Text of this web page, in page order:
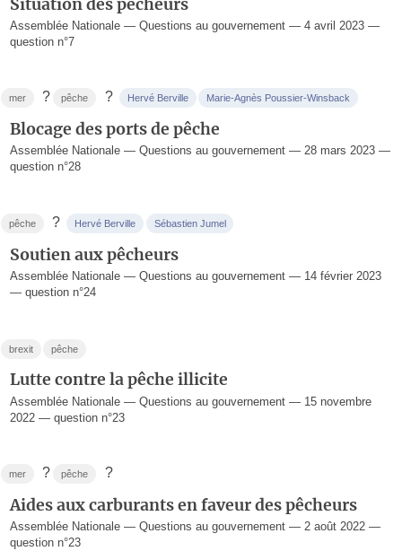
Situation des pêcheurs
Assemblée Nationale — Questions au gouvernement — 4 avril 2023 —
question n°7
mer ? pêche ? Hervé Berville Marie-Agnès Poussier-Winsback
Blocage des ports de pêche
Assemblée Nationale — Questions au gouvernement — 28 mars 2023 —
question n°28
pêche ? Hervé Berville Sébastien Jumel
Soutien aux pêcheurs
Assemblée Nationale — Questions au gouvernement — 14 février 2023
— question n°24
brexit pêche
Lutte contre la pêche illicite
Assemblée Nationale — Questions au gouvernement — 15 novembre
2022 — question n°23
mer ? pêche ?
Aides aux carburants en faveur des pêcheurs
Assemblée Nationale — Questions au gouvernement — 2 août 2022 —
question n°23